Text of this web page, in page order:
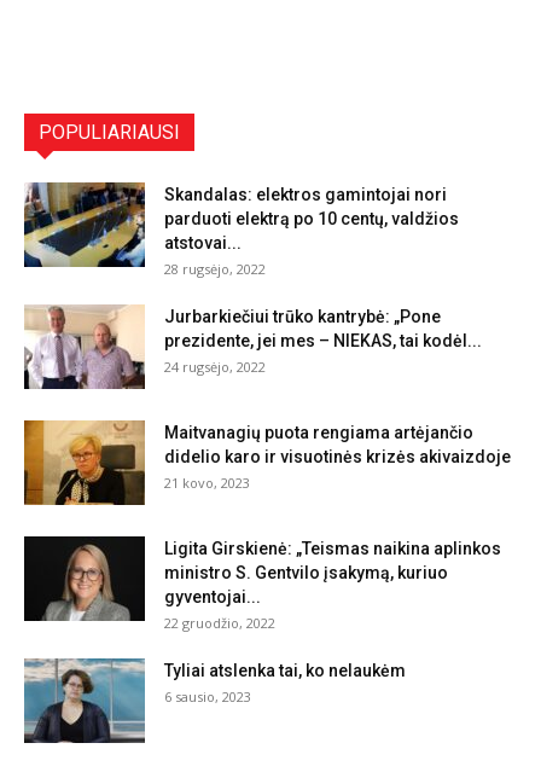
POPULIARIAUSI
Skandalas: elektros gamintojai nori
parduoti elektrą po 10 centų, valdžios
atstovai...
28 rugsėjo, 2022
Jurbarkiečiui trūko kantrybė: „Pone
prezidente, jei mes – NIEKAS, tai kodėl...
24 rugsėjo, 2022
Maitvanagių puota rengiama artėjančio
didelio karo ir visuotinės krizės akivaizdoje
21 kovo, 2023
Ligita Girskienė: „Teismas naikina aplinkos
ministro S. Gentvilo įsakymą, kuriuo
gyventojai...
22 gruodžio, 2022
Tyliai atslenka tai, ko nelaukėm
6 sausio, 2023